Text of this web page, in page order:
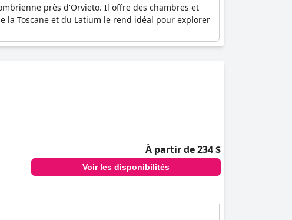
près d'Orvieto. Il offre des chambres et
la Toscane et du Latium le rend idéal pour explorer
À partir de 234 $
Voir les disponibilités